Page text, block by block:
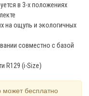
в 3-х положениях
на ощупь и экологичных
совместно с базой
R129 (i-Size)
может бесплатно